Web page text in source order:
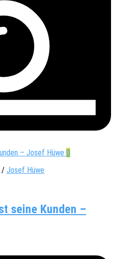
0
/ Josef Hüwe
seine Kunden –